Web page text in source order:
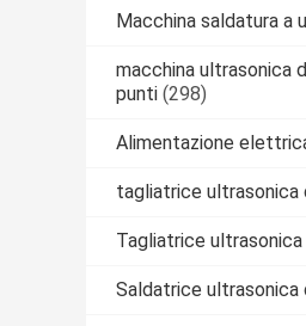
Macchina saldatura a
macchina ultrasonica
punti (298)
Alimentazione
tagliatrice ultrasonica
Tagliatrice ultrasonica
Saldatrice ultrasonica